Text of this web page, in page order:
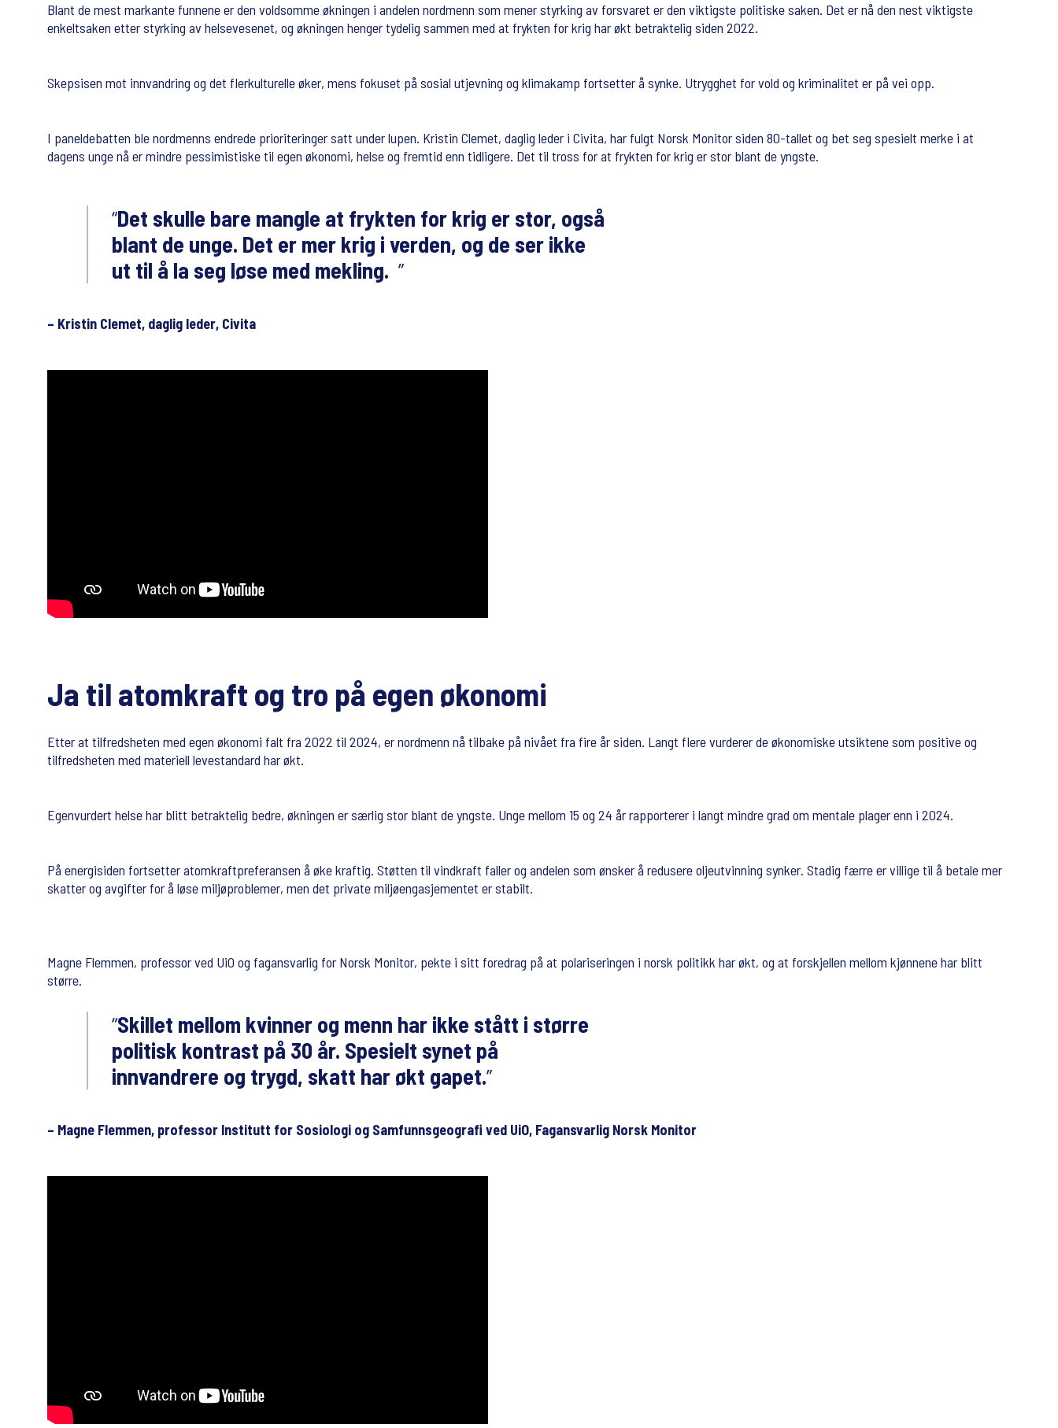
Blant de mest markante funnene er den voldsomme økningen i andelen nordmenn som mener styrking av forsvaret er den viktigste politiske saken. Det er nå den nest viktigste
enkeltsaken etter styrking av helsevesenet, og økningen henger tydelig sammen med at frykten for krig har økt betraktelig siden 2022.
Skepsisen mot innvandring og det flerkulturelle øker, mens fokuset på sosial utjevning og klimakamp fortsetter å synke. Utrygghet for vold og kriminalitet er på vei opp.
I paneldebatten ble nordmenns endrede prioriteringer satt under lupen. Kristin Clemet, daglig leder i Civita, har fulgt Norsk Monitor siden 80-tallet og bet seg spesielt merke i at
dagens unge nå er mindre pessimistiske til egen økonomi, helse og fremtid enn tidligere. Det til tross for at frykten for krig er stor blant de yngste.
Det skulle bare mangle at frykten for krig er stor, også
blant de unge. Det er mer krig i verden, og de ser ikke
ut til å la seg løse med mekling.
– Kristin Clemet, daglig leder, Civita
Ja til atomkraft og tro på egen økonomi
Etter at tilfredsheten med egen økonomi falt fra 2022 til 2024, er nordmenn nå tilbake på nivået fra fire år siden. Langt flere vurderer de økonomiske utsiktene som positive og
tilfredsheten med materiell levestandard har økt.
Egenvurdert helse har blitt betraktelig bedre, økningen er særlig stor blant de yngste. Unge mellom 15 og 24 år rapporterer i langt mindre grad om mentale plager enn i 2024.
På energisiden fortsetter atomkraftpreferansen å øke kraftig. Støtten til vindkraft faller og andelen som ønsker å redusere oljeutvinning synker. Stadig færre er villige til å betale mer
skatter og avgifter for å løse miljøproblemer, men det private miljøengasjementet er stabilt.
Magne Flemmen, professor ved UiO og fagansvarlig for Norsk Monitor, pekte i sitt foredrag på at polariseringen i norsk politikk har økt, og at forskjellen mellom kjønnene har blitt
større.
Skillet mellom kvinner og menn har ikke stått i større
politisk kontrast på 30 år. Spesielt synet på
innvandrere og trygd, skatt har økt gapet.
– Magne Flemmen, professor Institutt for Sosiologi og Samfunnsgeografi ved UiO, Fagansvarlig Norsk Monitor